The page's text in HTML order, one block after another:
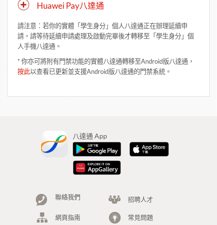
Huawei Pay八達通
請注意：若你的實體「學生身分」個人八達通正在辦理延續申
請，請等待延續申請處理及啟動完畢後才轉移至「學生身分」個
人手機八達通。
* 你亦可將附有門禁功能的實體八達通轉移至Android版八達通，
按此以查看已更新並支援Android版八達通的門禁系統。
八達通 App
聯絡我們 招聘人才
網頁指南 常見問題